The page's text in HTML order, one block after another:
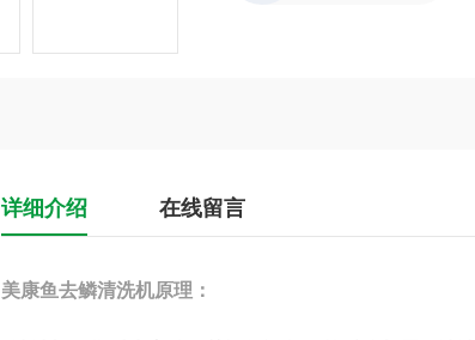
详细介绍 在线留言
美康鱼去鳞清洗机原理 ：